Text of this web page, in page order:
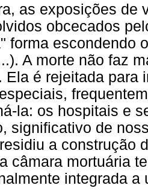
as exposições de
obcecados
forma escondendo
A morte não faz
Ela é rejeitada para
la: os hospitais e
significativo de
a construção
câmara mortuária
integrada a